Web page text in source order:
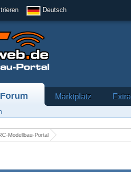
Deutsch
Forum Marktplatz
Modellbau-Portal